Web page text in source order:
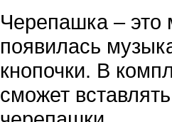
Черепашка – это
появилась
кнопочки. В
сможет